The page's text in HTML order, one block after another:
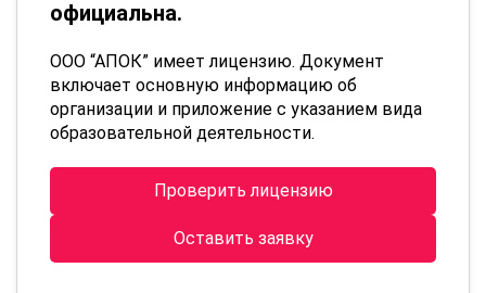
официальна.
ООО “АПОК” имеет лицензию. Документ
включает основную информацию об
организации и приложение с указанием вида
образовательной деятельности.
Проверить лицензию
Оставить заявку